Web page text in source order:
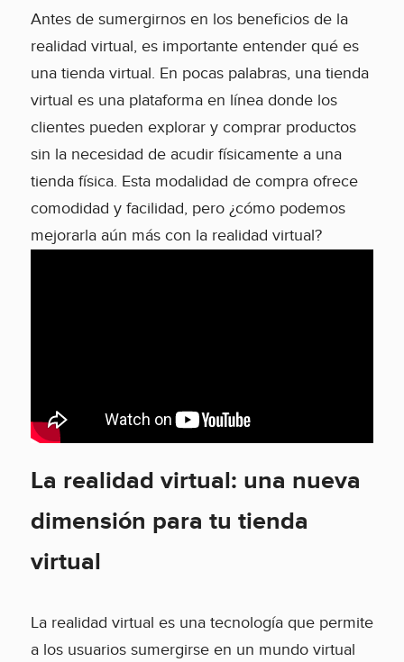
Antes de sumergirnos en los beneficios de la
realidad virtual, es importante entender qué es
una tienda virtual. En pocas palabras, una tienda
virtual es una plataforma en línea donde los
clientes pueden explorar y comprar productos
sin la necesidad de acudir físicamente a una
tienda física. Esta modalidad de compra ofrece
comodidad y facilidad, pero ¿cómo podemos
mejorarla aún más con la realidad virtual?
La realidad virtual: una nueva
dimensión para tu tienda
virtual
La realidad virtual es una tecnología que permite
a los usuarios sumergirse en un mundo virtual